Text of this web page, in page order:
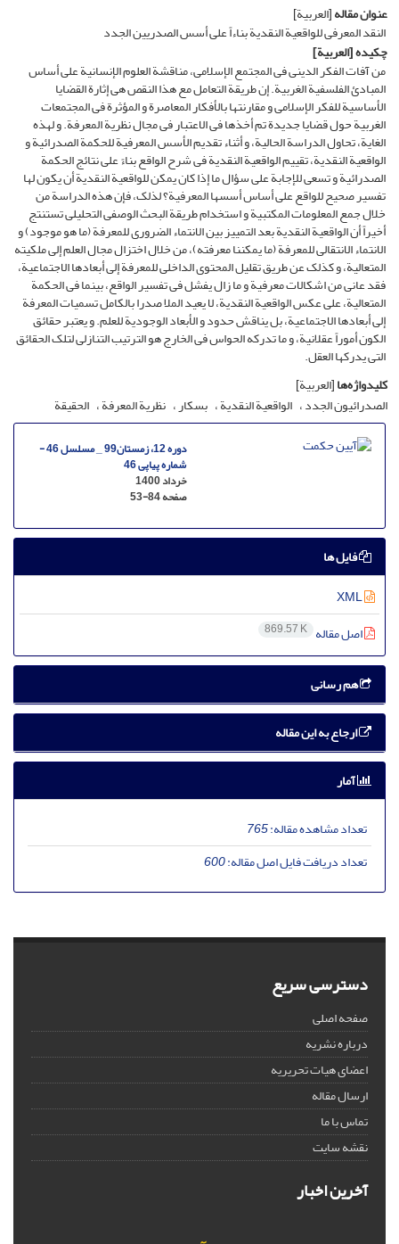
عنوان مقاله[العربیة]
النقد المعرفی للواقعیة النقدیة بناءاً علی أسس الصدریین الجدد
چکیده[العربیة]
من آفات الفکر الدینی فی المجتمع الإسلامی، مناقشة العلوم الإنسانیة على أساس
المبادئ الفلسفیة الغربیة. إن طریقة التعامل مع هذا النقص هی إثارة القضایا
الأساسیة للفکر الإسلامی و مقارنتها بالأفکار المعاصرة و المؤثرة فی المجتمعات
الغربیة حول قضایا جدیدة تم أخذها فی الاعتبار فی مجال نظریة المعرفة. و لهذه
الغایة، تحاول الدراسة الحالیة، و أثناء تقدیم الأسس المعرفیة للحکمة الصدرائیة و
الواقعیة النقدیة، تقییم الواقعیة النقدیة فی شرح الواقع بناءً على نتائج الحکمة
الصدرائیة و تسعى للإجابة على سؤال ما إذا کان یمکن للواقعیة النقدیة أن یکون لها
تفسیر صحیح للواقع على أساس أسسها المعرفیة؟ لذلک، فإن هذه الدراسة من
خلال جمع المعلومات المکتبیة و استخدام طریقة البحث الوصفی التحلیلی تستنتج
أخیراً أن الواقعیة النقدیة بعد التمییز بین الانتماء الضروری للمعرفة (ما هو موجود) و
الانتماء الانتقالی للمعرفة (ما یمکننا معرفته)، من خلال اختزال مجال العلم إلى ملکیته
المتعالیة، و کذلک عن طریق تقلیل المحتوى الداخلی للمعرفة إلى أبعادها الاجتماعیة،
فقد عانى من اشکالات معرفیة و ما زال یفشل فی تفسیر الواقع، بینما فی الحکمة
المتعالیة، على عکس الواقعیة النقدیة، لا یعید الملا صدرا بالکامل تسمیات المعرفة
إلى أبعادها الاجتماعیة، بل یناقش حدود و الأبعاد الوجودیة للعلم. و یعتبر حقائق
الکون أموراً عقلانیة، و ما تدرکه الحواس فی الخارج هو الترتیب التنازلی لتلک الحقائق
التی یدرکها العقل.
کلیدواژه‌ها[العربیة]
الصدرائیون الجدد الواقعیة النقدیة بسکار نظریة المعرفة الحقیقة
دوره 12، زمستان99 _ مسلسل 46 -
شماره پیاپی 46
خرداد 1400
صفحه53-84
فایل ها
اصل مقاله 869.57 K
هم رسانی
ارجاع به این مقاله
آمار
تعداد مشاهده مقاله:765
تعداد دریافت فایل اصل مقاله:600
دسترسی سریع
صفحه اصلی
درباره نشریه
اعضای هیات تحریریه
ارسال مقاله
تماس با ما
نقشه سایت
آخرین اخبار